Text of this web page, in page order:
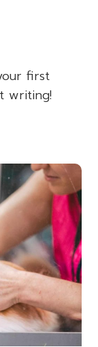
first
writing!